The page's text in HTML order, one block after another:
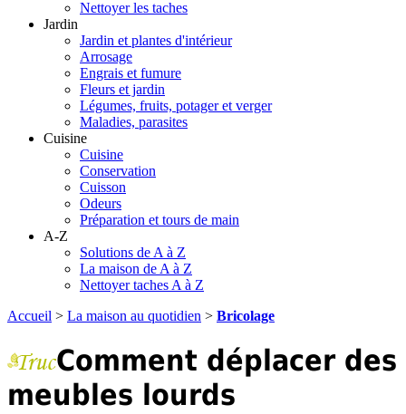
Nettoyer les taches
Jardin
Jardin et plantes d'intérieur
Arrosage
Engrais et fumure
Fleurs et jardin
Légumes, fruits, potager et verger
Maladies, parasites
Cuisine
Cuisine
Conservation
Cuisson
Odeurs
Préparation et tours de main
A-Z
Solutions de A à Z
La maison de A à Z
Nettoyer taches A à Z
Accueil > La maison au quotidien > Bricolage
Comment déplacer des
meubles lourds